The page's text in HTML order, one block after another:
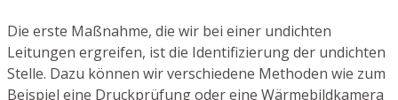
Die erste Maßnahme, die wir bei einer undichten
Leitungen ergreifen, ist die Identifizierung der undichten
Stelle. Dazu können wir verschiedene Methoden wie zum
Beispiel eine Druckprüfung oder eine Wärmebildkamera